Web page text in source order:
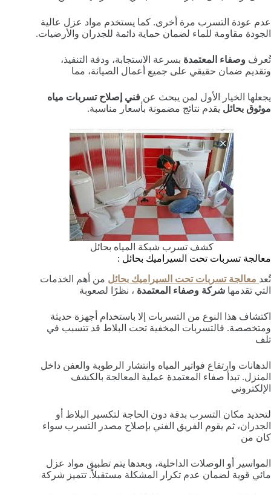
عدم عودة التسرب مرة أخرى. كما يستخدم مواد عزل عالية
الجودة مقاومة للماء لضمان حماية دائمة للجدران والأرضيات.
تُعرف وصفاء المعتمدة بسرعة الاستجابة، ودقة التنفيذ،
وتقديم ضمان حقيقي على جميع أعمال الصيانة، مما
يجعلها الخيار الأول لمن يبحث عن فني إصلاح تسربات مياه
موثوق بحائل يقدم نتائج مضمونة بأسعار مناسبة.
كشف تسرب شبكة المياه بحائل
معالجة تسربات تحت السيراميك بحائل :
تُعد معالجة تسربات تحت السيراميك بحائل من أهم الخدمات
التي تقدمها شركة وصفاء المعتمدة ، نظرًا لصعوبة
اكتشاف هذا النوع من التسربات إلا باستخدام أجهزة حديثة
ومتخصصة. فالتسربات المخفية تحت البلاط قد تتسبب في
تلف
الدهانات وارتفاع فواتير المياه وانتشار الرطوبة والعفن داخل
المنزل. تبدأ صفاء المعتمدة عملية المعالجة بالكشف
الإلكتروني
لتحديد مكان التسرب بدقة دون الحاجة لتكسير البلاط أو
الجدران، ثم يقوم الفريق الفني بإصلاح مصدر التسرب سواء
كان من
المواسير أو الوصلات الداخلية، وبعدها يتم تطبيق مواد عزل
مائي قوية لضمان عدم تكرار المشكلة مستقبلاً. تتميز شركة